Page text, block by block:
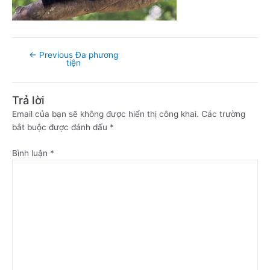
← Previous Đa phương
tiện
Trả lời
Email của bạn sẽ không được hiển thị công khai. Các trường
bắt buộc được đánh dấu *
Bình luận *